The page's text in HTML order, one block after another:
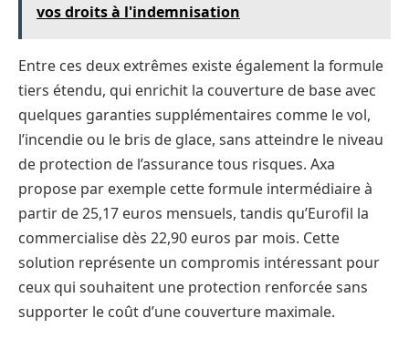
vos droits à l'indemnisation
Entre ces deux extrêmes existe également la formule
tiers étendu, qui enrichit la couverture de base avec
quelques garanties supplémentaires comme le vol,
l’incendie ou le bris de glace, sans atteindre le niveau
de protection de l’assurance tous risques. Axa
propose par exemple cette formule intermédiaire à
partir de 25,17 euros mensuels, tandis qu’Eurofil la
commercialise dès 22,90 euros par mois. Cette
solution représente un compromis intéressant pour
ceux qui souhaitent une protection renforcée sans
supporter le coût d’une couverture maximale.